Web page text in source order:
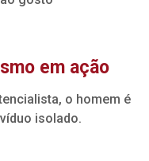
em ação
o homem é
isolado.